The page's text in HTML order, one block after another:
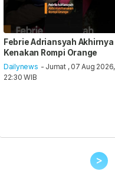
Febrie Adriansyah Akhirnya
Kenakan Rompi Orange
Dailynews - Jumat , 07 Aug 2026,
22:30 WIB
>